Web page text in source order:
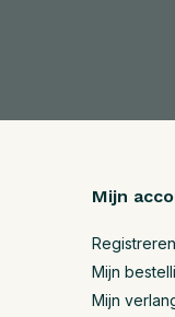
Mijn
Registreren
Mijn
Mijn